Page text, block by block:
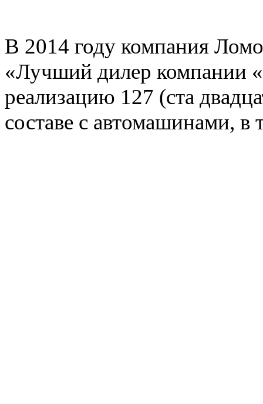
В 2014 году компания
«Лучший дилер компании
реализацию 127 (ста
составе с автомашинами,